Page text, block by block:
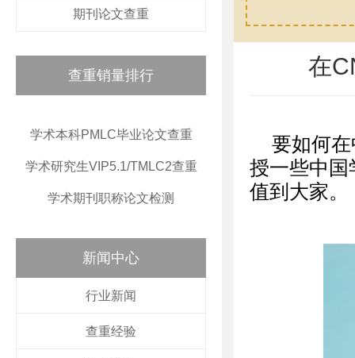
期刊论文查重
查重销量排行
学术本科PMLC毕业论文查重
学术研究生VIP5.1/TMLC2查重
学术期刊职称论文检测
新闻中心
行业新闻
查重经验
在
要如何
授一些中国
值到大家。